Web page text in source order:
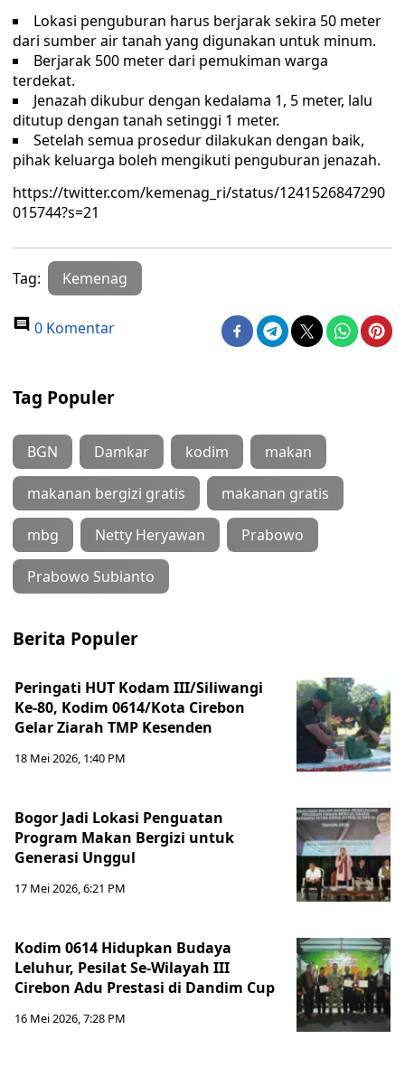
Lokasi penguburan harus berjarak sekira 50 meter
dari sumber air tanah yang digunakan untuk minum.
Berjarak 500 meter dari pemukiman warga
terdekat.
Jenazah dikubur dengan kedalama 1, 5 meter, lalu
ditutup dengan tanah setinggi 1 meter.
Setelah semua prosedur dilakukan dengan baik,
pihak keluarga boleh mengikuti penguburan jenazah.
https://twitter.com/kemenag_ri/status/1241526847290
015744?s=21
Tag: Kemenag
0 Komentar
Tag Populer
BGN Damkar kodim makan
makanan bergizi gratis makanan gratis
mbg Netty Heryawan Prabowo
Prabowo Subianto
Berita Populer
Peringati HUT Kodam III/Siliwangi
Ke-80, Kodim 0614/Kota Cirebon
Gelar Ziarah TMP Kesenden
18 Mei 2026, 1:40 PM
Bogor Jadi Lokasi Penguatan
Program Makan Bergizi untuk
Generasi Unggul
17 Mei 2026, 6:21 PM
Kodim 0614 Hidupkan Budaya
Leluhur, Pesilat Se-Wilayah III
Cirebon Adu Prestasi di Dandim Cup
16 Mei 2026, 7:28 PM